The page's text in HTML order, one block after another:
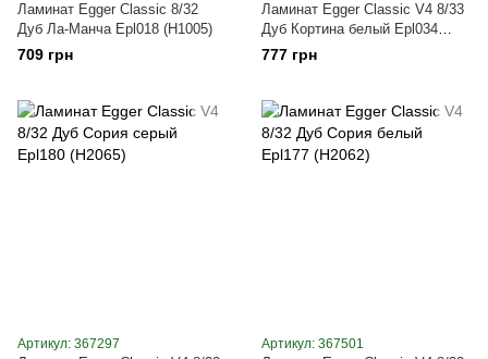
Ламинат Egger Classic 8/32
Дуб Ла-Манча Epl018 (H1005)
709 грн
Ламинат Egger Classic V4 8/33
Дуб Кортина белый Epl034
(H1053)
777 грн
Артикул: 367297 Артикул: 367501